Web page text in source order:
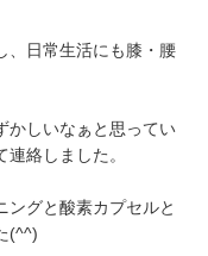
、日常生活にも膝・腰
かしいなぁと思ってい
絡しました。
ングと酸素カプセルと
(^^)